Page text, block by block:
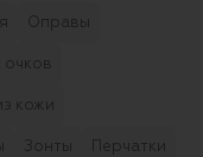
Оправы
очков
кожи
Зонты Перчатки